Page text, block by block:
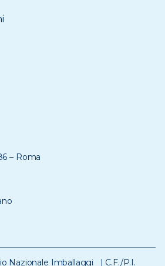
– Roma
Nazionale Imballaggi | C.F./P.I.